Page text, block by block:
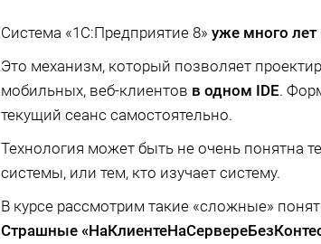
Система «1С:Предприятие 8» уже много лет
Это механизм, который позволяет
мобильных, веб-клиентов в одном IDE.
текущий сеанс самостоятельно.
Технология может быть не очень понятна
системы, или тем, кто изучает систему.
В курсе рассмотрим такие «сложные»
Страшные